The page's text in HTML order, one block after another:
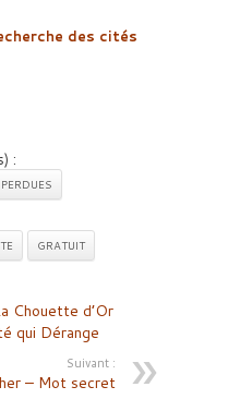
des cités
:
GRATUIT
Chouette d’Or
qui Dérange
Suivant :
– Mot secret